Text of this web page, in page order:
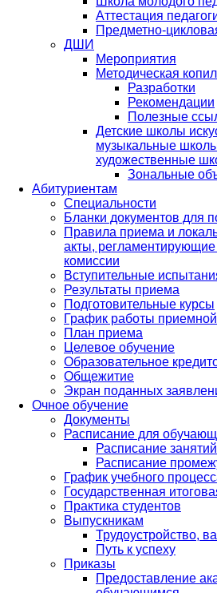
Аттестация
Предметно-
ДШИ
Мероприятия
Методическая
Разработки
Рекомендации
Полезные
Детские школы
музыкальные
художественные
Зональные
Абитуриентам
Специальности
Бланки документов для
Правила приема и
акты,
комиссии
Вступительные
Результаты приема
Подготовительные курсы
График работы
План приема
Целевое обучение
Образовательное
Общежитие
Экран поданных
Очное обучение
Документы
Расписание для
Расписание занятий
Расписание
График учебного
Государственная
Практика студентов
Выпускникам
Трудоустройство,
Путь к успеху
Приказы
Предоставление